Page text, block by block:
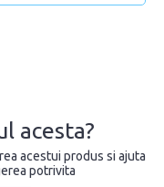
acesta?
acestui produs si ajuta
potrivita